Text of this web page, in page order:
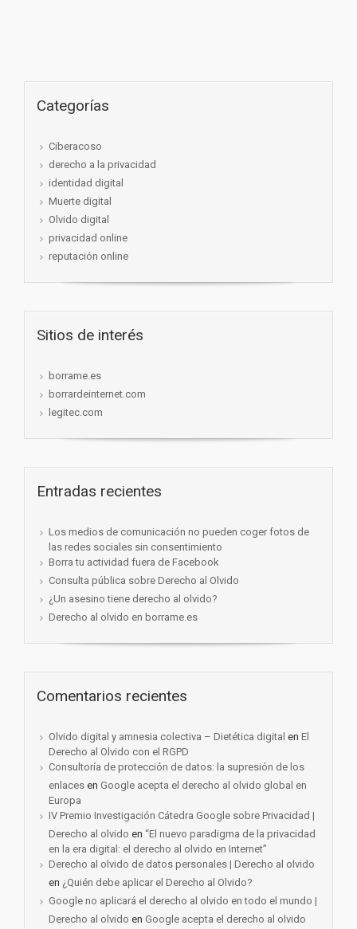
Categorías
Ciberacoso
derecho a la privacidad
identidad digital
Muerte digital
Olvido digital
privacidad online
reputación online
Sitios de interés
borrame.es
borrardeinternet.com
legitec.com
Entradas recientes
Los medios de comunicación no pueden coger fotos de
las redes sociales sin consentimiento
Borra tu actividad fuera de Facebook
Consulta pública sobre Derecho al Olvido
¿Un asesino tiene derecho al olvido?
Derecho al olvido en borrame.es
Comentarios recientes
Olvido digital y amnesia colectiva – Dietética digital en El
Derecho al Olvido con el RGPD
Consultoría de protección de datos: la supresión de los
enlaces en Google acepta el derecho al olvido global en
Europa
IV Premio Investigación Cátedra Google sobre Privacidad |
Derecho al olvido en “El nuevo paradigma de la privacidad
en la era digital: el derecho al olvido en Internet”
Derecho al olvido de datos personales | Derecho al olvido
en ¿Quién debe aplicar el Derecho al Olvido?
Google no aplicará el derecho al olvido en todo el mundo |
Derecho al olvido en Google acepta el derecho al olvido